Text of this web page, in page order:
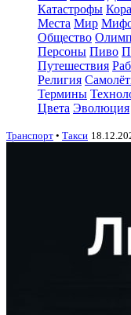
Катастрофы
Места Мир
Общество
Персоны Пиво
Путешествия
Религия
Термины
Цвета Эволюция
Транспорт • Такси